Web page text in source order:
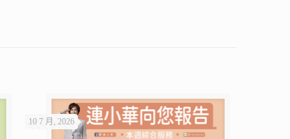
10 7 月, 2026